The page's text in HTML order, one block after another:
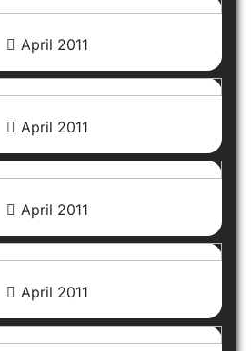
April 2011
April 2011
April 2011
April 2011